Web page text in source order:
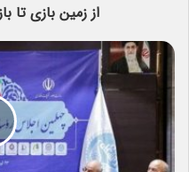
از زمین بازی تا